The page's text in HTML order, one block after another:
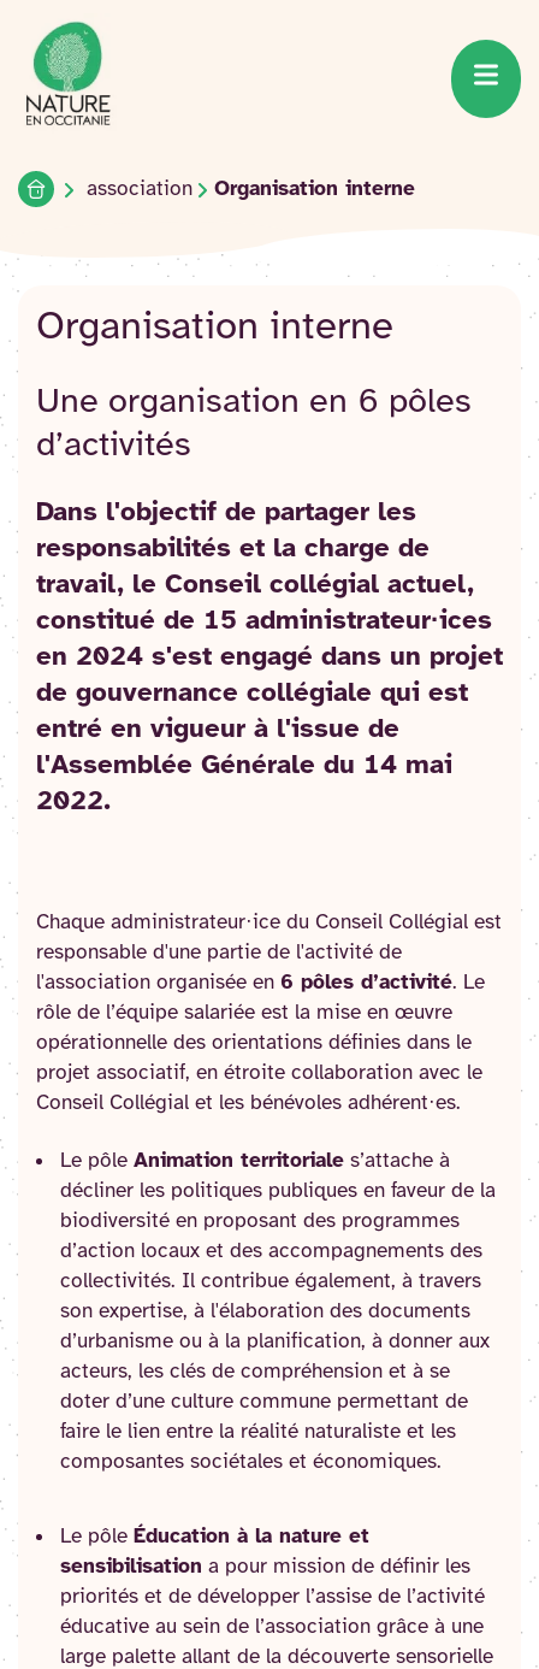
Accéder
au
contenu
Accueil du site
Accueilassociation Organisation interne
Organisation interne
Une organisation en 6 pôles
d’activités
Dans l'objectif de partager les
responsabilités et la charge de
travail, le Conseil collégial actuel,
constitué de 15 administrateur·ices
en 2024 s'est engagé dans un projet
de gouvernance collégiale qui est
entré en vigueur à l'issue de
l'Assemblée Générale du 14 mai
2022.
Chaque administrateur·ice du Conseil Collégial est
responsable d'une partie de l'activité de
l'association organisée en 6 pôles d’activité. Le
rôle de l’équipe salariée est la mise en œuvre
opérationnelle des orientations définies dans le
projet associatif, en étroite collaboration avec le
Conseil Collégial et les bénévoles adhérent·es.
Le pôle Animation territoriales’attache à
décliner les politiques publiques en faveur de la
biodiversité en proposant des programmes
d’action locaux et des accompagnements des
collectivités. Il contribue également, à travers
son expertise, à l'élaboration des documents
d’urbanisme ou à la planification, à donner aux
acteurs, les clés de compréhension et à se
doter d’une culture commune permettant de
faire le lien entre la réalité naturaliste et les
composantes sociétales et économiques.
Le pôle Éducation à la nature et
sensibilisation a pour mission de définir les
priorités et de développer l’assise de l’activité
éducative au sein de l’association grâce à une
large palette allant de la découverte sensorielle